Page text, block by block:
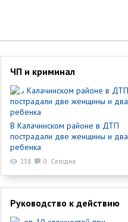
ЧП и криминал
В Калачинском районе в ДТП
пострадали две женщины и два
ребенка
238 0 Сегодня
Руководство к действию